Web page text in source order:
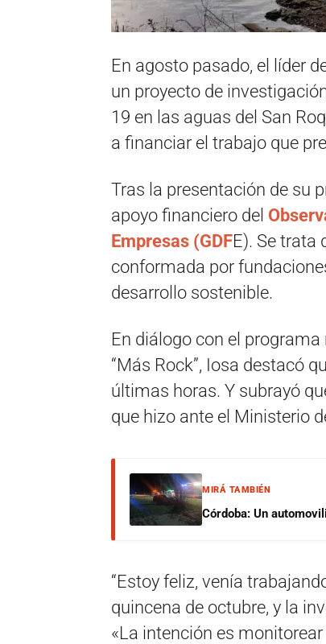
En agosto pasado, el líder
un proyecto de
19 en las aguas del San
a financiar el trabajo que
Tras la presentación de su
apoyo financiero del
Empresas (GDFE). Se trata
conformada por
desarrollo sostenible.
En diálogo con el programa
“Más Rock”, Iosa destacó
últimas horas. Y subrayó
que hizo ante el Ministerio
MIRÁ TAMBIÉN
Córdoba: Un
“Estoy feliz, venía
quincena de octubre, y la
«La intención es